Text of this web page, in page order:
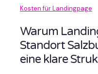
Kosten für Landingpage
Warum
Standort
eine klare